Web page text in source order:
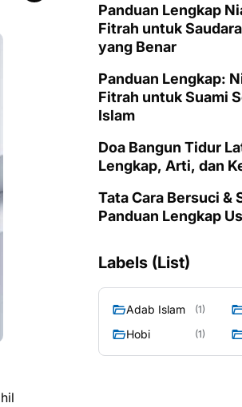
Panduan Lengkap
Fitrah untuk
yang Benar
Panduan Lengkap:
Fitrah untuk Suami
Islam
Doa Bangun Tidur
Lengkap, Arti, dan
Tata Cara Bersuci &
Panduan Lengkap
Labels (List)
Adab Islam (1)
Hobi (1)